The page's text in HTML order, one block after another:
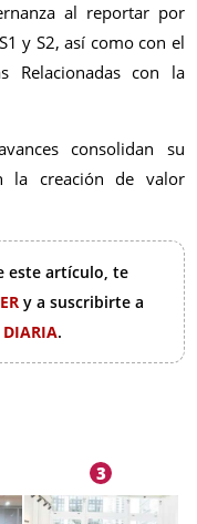
al reportar por
y S2, así como con el
Relacionadas con la
consolidan su
la creación de valor
este artículo, te
y a suscribirte a
DIARIA.
3